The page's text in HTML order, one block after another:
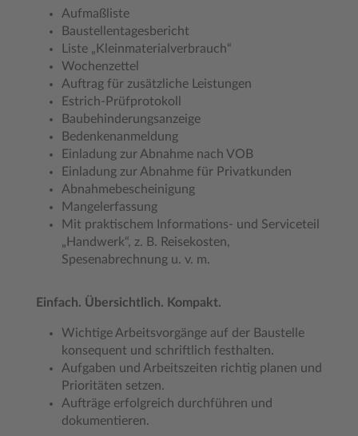
Aufmaßliste
Baustellentagesbericht
Liste „Kleinmaterialverbrauch“
Wochenzettel
Auftrag für zusätzliche Leistungen
Estrich-Prüfprotokoll
Baubehinderungsanzeige
Bedenkenanmeldung
Einladung zur Abnahme nach VOB
Einladung zur Abnahme für Privatkunden
Abnahmebescheinigung
Mangelerfassung
Mit praktischem Informations- und Serviceteil
„Handwerk“, z. B. Reisekosten,
Spesenabrechnung u. v. m.
Einfach. Übersichtlich. Kompakt.
Wichtige Arbeitsvorgänge auf der Baustelle
konsequent und schriftlich festhalten.
Aufgaben und Arbeitszeiten richtig planen und
Prioritäten setzen.
Aufträge erfolgreich durchführen und
dokumentieren.